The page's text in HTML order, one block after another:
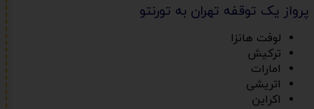
پرواز یک توقفه تهران به تورنتو
لوفت هانزا
ترکیش
امارات
اتریشی
اکراین